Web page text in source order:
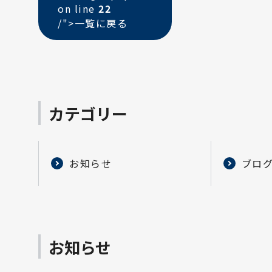
on line22
/">一覧に戻る
カテゴリー
お知らせ ブロ
お知らせ